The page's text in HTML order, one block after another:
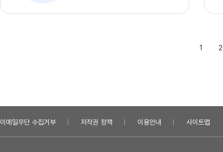
1 2
이메일무단 수집거부 저작권 정책 이용안내 사이트맵